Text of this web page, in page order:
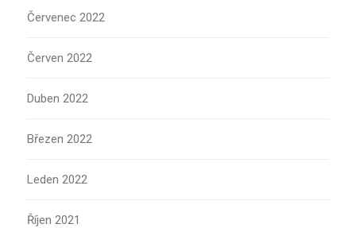
Červenec 2022
Červen 2022
Duben 2022
Březen 2022
Leden 2022
Říjen 2021